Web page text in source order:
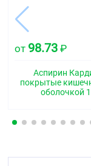
собой
относится к
от 98.73 ₽
Аспирин
покрытые
оболочкой